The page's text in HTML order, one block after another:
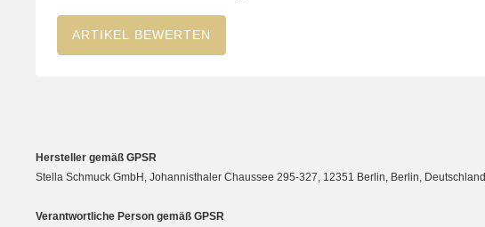
ARTIKEL BEWERTEN
Hersteller gemäß GPSR
Stella Schmuck GmbH, Johannisthaler Chaussee 295-327, 12351 Berlin, Berlin,
Verantwortliche Person gemäß GPSR